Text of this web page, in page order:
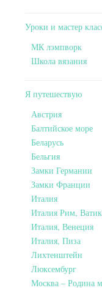
Уроки и мастер
МК лэмпворк
Школа вязания
Я путешествую
Австрия
Балтийское море
Беларусь
Бельгия
Замки Германии
Замки Франции
Италия
Италия Рим,
Италия, Венеция
Италия, Пиза
Лихтенштейн
Люксембург
Москва – Родина